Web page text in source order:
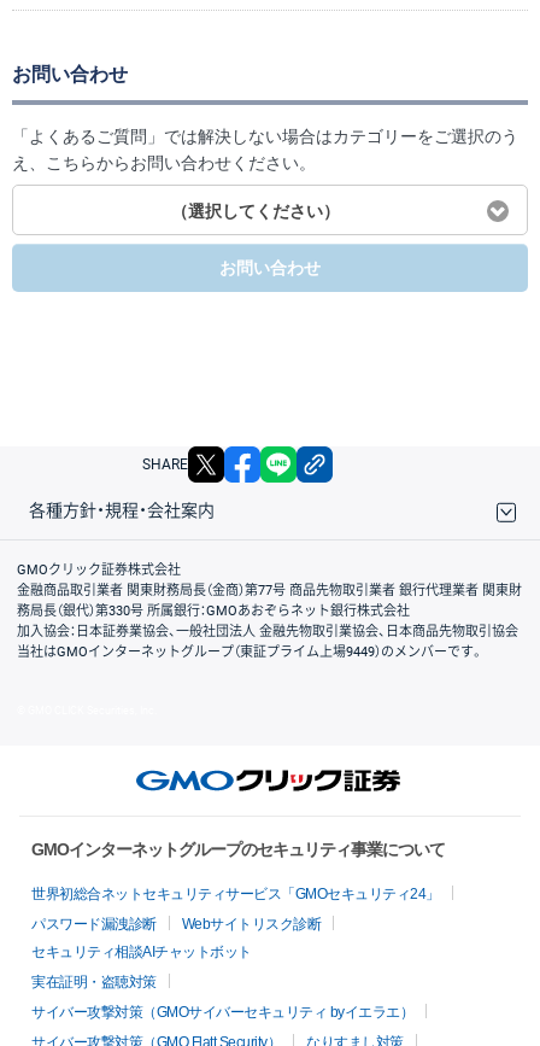
お問い合わせ
「よくあるご質問」では解決しない場合はカテゴリーをご選択のう
え、こちらからお問い合わせください。
（選択してください）
お問い合わせ
SHARE X facebook
各種方針・規程・会社案内
取引規程・約款
サイトマップ
その他のご案内
個人情報保護方針
最良執行方針
サイトのご利用について
ディスクレイマー
信託保全
リスク説明
会社案内
GMOクリック証券株式会社
金融商品取引業者 関東財務局長（金商）第77号 商品先物取引業者 銀行代理業者 関東財
務局長（銀代）第330号 所属銀行：GMOあおぞらネット銀行株式会社
加入協会：日本証券業協会、一般社団法人 金融先物取引業協会、日本商品先物取引協会
当社はGMOインターネットグループ（東証プライム上場9449）のメンバーです。
GMOインターネットグループのセキュリティ事業について
世界初総合ネットセキュリティサービス「GMOセキュリティ24」
パスワード漏洩診断
Webサイトリスク診断
セキュリティ相談AIチャットボット
実在証明・盗聴対策
サイバー攻撃対策（GMOサイバーセキュリティ byイエラエ）
サイバー攻撃対策（GMO Flatt Security）
なりすまし対策